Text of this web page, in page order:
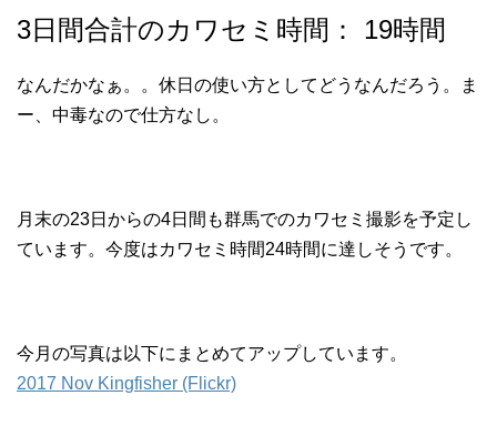
3日間合計のカワセミ時間： 19時間
なんだかなぁ。。休日の使い方としてどうなんだろう。ま
ー、中毒なので仕方なし。
月末の23日からの4日間も群馬でのカワセミ撮影を予定し
ています。今度はカワセミ時間24時間に達しそうです。
今月の写真は以下にまとめてアップしています。
2017 Nov Kingfisher (Flickr)